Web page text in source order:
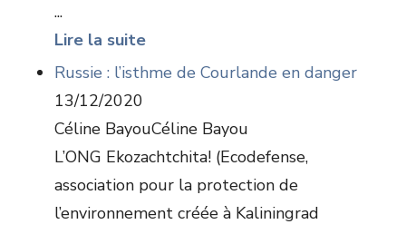
...
Lire la suite
Russie : l’isthme de Courlande en danger
13/12/2020
Céline BayouCéline Bayou
L’ONG Ekozachtchita! (Ecodefense,
association pour la protection de
l’environnement créée à Kaliningrad